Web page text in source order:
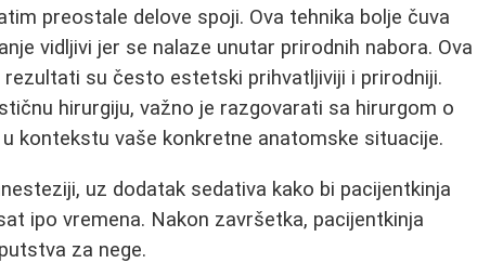
preostale delove spoji. Ova tehnika bolje čuva
vidljivi jer se nalaze unutar prirodnih nabora. Ova
su često estetski prihvatljiviji i prirodniji.
hirurgiju, važno je razgovarati sa hirurgom o
kontekstu vaše konkretne anatomske situacije.
uz dodatak sedativa kako bi pacijentkinja
ipo vremena. Nakon završetka, pacijentkinja
za nege.